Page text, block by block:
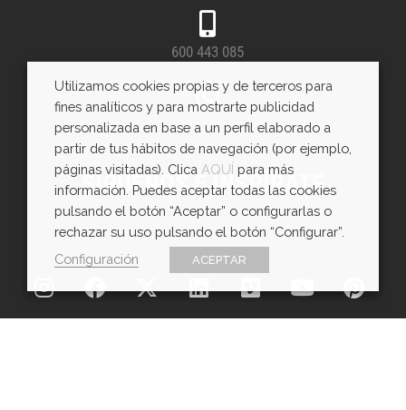
600 443 085
WhatsApp
SÍGUENOS E INSPÍRATE
Utilizamos cookies propias y de terceros para
fines analíticos y para mostrarte publicidad
personalizada en base a un perfil elaborado a
partir de tus hábitos de navegación (por ejemplo,
páginas visitadas). Clica AQUÍ para más
información. Puedes aceptar todas las cookies
pulsando el botón “Aceptar” o configurarlas o
rechazar su uso pulsando el botón “Configurar”.
Configuración
ACEPTAR